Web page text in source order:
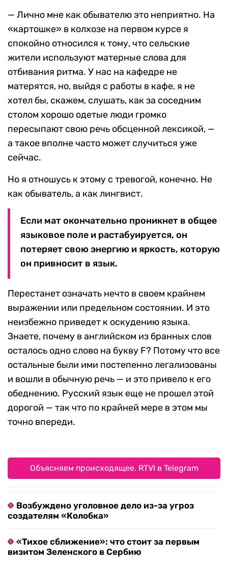
— Лично мне как обывателю это неприятно. На
«картошке» в колхозе на первом курсе я
спокойно относился к тому, что сельские
жители используют матерные слова для
отбивания ритма. У нас на кафедре не
матерятся, но, выйдя с работы в кафе, я не
хотел бы, скажем, слушать, как за соседним
столом хорошо одетые люди громко
пересыпают свою речь обсценной лексикой, —
а такое вполне часто может случиться уже
сейчас.
Но я отношусь к этому с тревогой, конечно. Не
как обыватель, а как лингвист.
Если мат окончательно проникнет в общее
языковое поле и растабуируется, он
потеряет свою энергию и яркость, которую
он привносит в язык.
Перестанет означать нечто в своем крайнем
выражении или предельном состоянии. И это
неизбежно приведет к оскудению языка.
Знаете, почему в английском из бранных слов
осталось одно слово на букву F? Потому что все
остальные были ими постепенно легализованы
и вошли в обычную речь — и это привело к его
обеднению. Русский язык еще не прошел этой
дорогой — так что по крайней мере в этом мы
точно впереди.
Объясняем происходящее. RTVI в Telegram
Возбуждено уголовное дело из-за угроз
создателям «Колобка»
«Тихое сближение»: что стоит за первым
визитом Зеленского в Сербию